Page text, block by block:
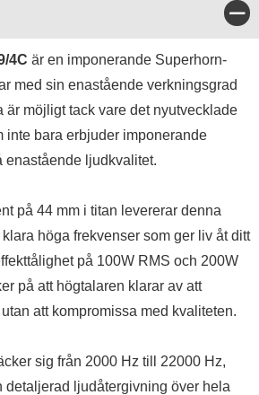
4C är en imponerande Superhorn-
med sin enastående verkningsgrad
är möjligt tack vare det nyutvecklade
inte bara erbjuder imponerande
enastående ljudkvalitet.
på 44 mm i titan levererar denna
höga frekvenser som ger liv åt ditt
på 100W RMS och 200W
på att högtalaren klarar av att
att kompromissa med kvaliteten.
sig från 2000 Hz till 22000 Hz,
detaljerad ljudåtergivning över hela